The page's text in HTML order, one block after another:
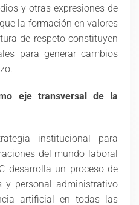
y otras expresiones de
la formación en valores
de respeto constituyen
para generar cambios
eje transversal de la
institucional para
del mundo laboral
desarrolla un proceso de
y personal administrativo
artificial en todas las